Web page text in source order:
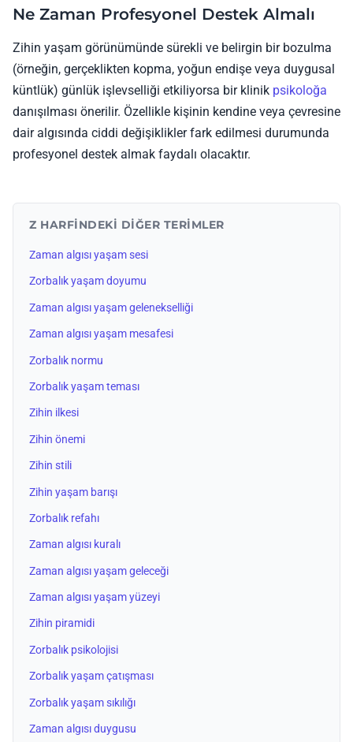
Ne Zaman Profesyonel Destek Almalı
Zihin yaşam görünümünde sürekli ve belirgin bir bozulma
(örneğin, gerçeklikten kopma, yoğun endişe veya duygusal
küntlük) günlük işlevselliği etkiliyorsa bir klinik psikoloğa
danışılması önerilir. Özellikle kişinin kendine veya çevresine
dair algısında ciddi değişiklikler fark edilmesi durumunda
profesyonel destek almak faydalı olacaktır.
Z HARFINDEKI DIĞER TERIMLER
Zaman algısı yaşam sesi
Zorbalık yaşam doyumu
Zaman algısı yaşam gelenekselliği
Zaman algısı yaşam mesafesi
Zorbalık normu
Zorbalık yaşam teması
Zihin ilkesi
Zihin önemi
Zihin stili
Zihin yaşam barışı
Zorbalık refahı
Zaman algısı kuralı
Zaman algısı yaşam geleceği
Zaman algısı yaşam yüzeyi
Zihin piramidi
Zorbalık psikolojisi
Zorbalık yaşam çatışması
Zorbalık yaşam sıkılığı
Zaman algısı duygusu